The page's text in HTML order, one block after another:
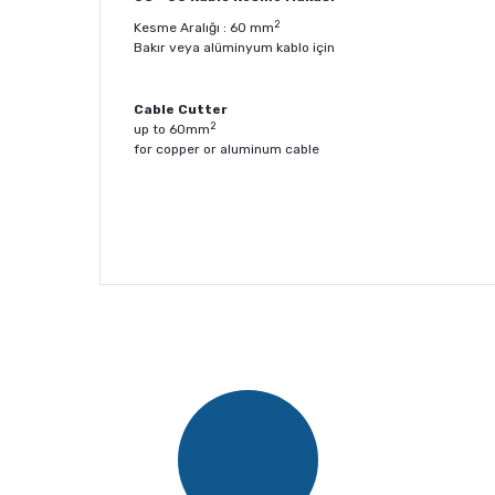
Kesme Aralığı : 60 mm 2
Bakır veya alüminyum kablo için
Cable Cutter
up to 60mm 2
for copper or aluminum cable
Ürün bilgilerinde hatalar bulunuyor.
Ürün fiyatı diğer sitelerden daha pahalı.
Bu ürüne benzer farklı alternatifler olmalı.